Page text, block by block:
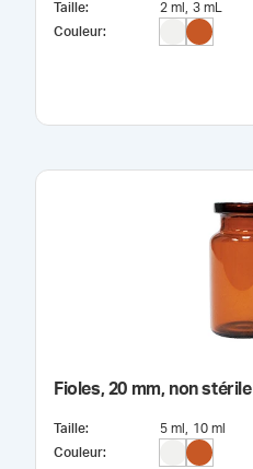
Taille: 2 ml
3 mL
Couleur:
Fioles, 20 mm, non stérile
Taille: 5 ml
10 ml
Couleur: